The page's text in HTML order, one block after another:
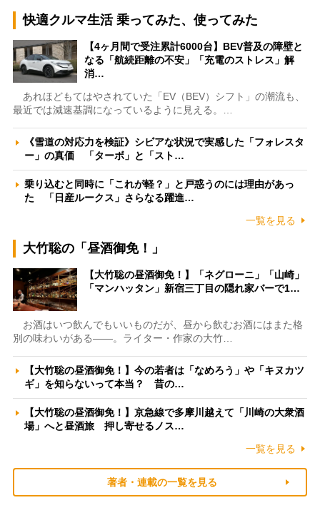
快適クルマ生活 乗ってみた、使ってみた
【4ヶ月間で受注累計6000台】BEV普及の障壁と
なる「航続距離の不安」「充電のストレス」解
消…
あれほどもてはやされていた「EV（BEV）シフト」の潮流も、
最近では減速基調になっているように見える。…
《雪道の対応力を検証》シビアな状況で実感した「フォレスタ
ー」の真価 「ターボ」と「スト…
乗り込むと同時に「これが軽？」と戸惑うのには理由があっ
た 「日産ルークス」さらなる躍進…
一覧を見る
大竹聡の「昼酒御免！」
【大竹聡の昼酒御免！】「ネグローニ」「山崎」
「マンハッタン」新宿三丁目の隠れ家バーで1…
お酒はいつ飲んでもいいものだが、昼から飲むお酒にはまた格
別の味わいがある――。ライター・作家の大竹…
【大竹聡の昼酒御免！】今の若者は「なめろう」や「キヌカツ
ギ」を知らないって本当？ 昔の…
【大竹聡の昼酒御免！】京急線で多摩川越えて「川崎の大衆酒
場」へと昼酒旅 押し寄せるノス…
一覧を見る
著者・連載の一覧を見る